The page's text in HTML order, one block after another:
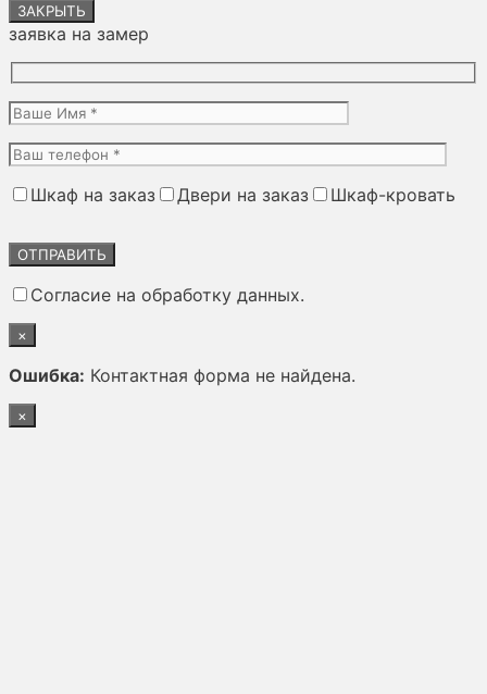
ЗАКРЫТЬ
заявка на замер
Шкаф на заказ Двери на заказ
Шкаф-кровать
это
пустым.
Согласие на обработку данных.
×
Ошибка: Контактная форма не найдена.
×